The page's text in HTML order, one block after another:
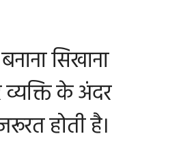
सिखाना
के अंदर
होती है।